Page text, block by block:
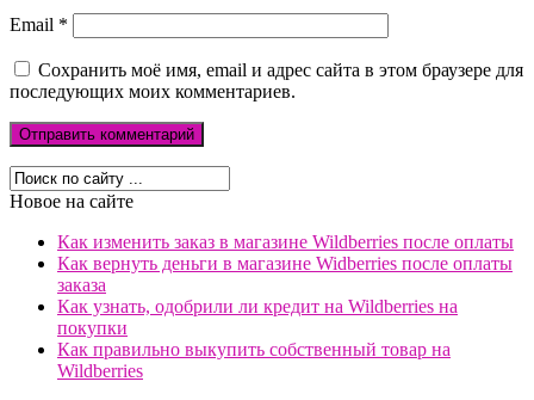
Email *
Сохранить моё имя, email и адрес сайта в этом браузере для
последующих моих комментариев.
Новое на сайте
Как изменить заказ в магазине Wildberries после оплаты
Как вернуть деньги в магазине Widberries после оплаты
заказа
Как узнать, одобрили ли кредит на Wildberries на
покупки
Как правильно выкупить собственный товар на
Wildberries